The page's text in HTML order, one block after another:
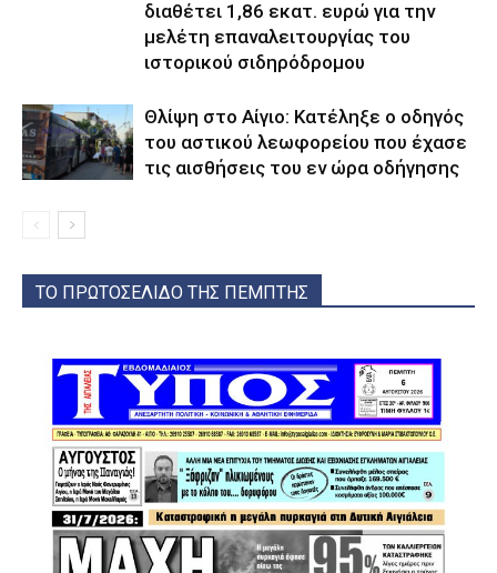
διαθέτει 1,86 εκατ. ευρώ για την
μελέτη επαναλειτουργίας του
ιστορικού σιδηρόδρομου
Θλίψη στο Αίγιο: Κατέληξε ο οδηγός
του αστικού λεωφορείου που έχασε
τις αισθήσεις του εν ώρα οδήγησης
ΤΟ ΠΡΩΤΟΣΕΛΙΔΟ ΤΗΣ ΠΕΜΠΤΗΣ